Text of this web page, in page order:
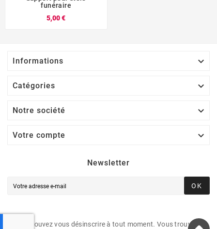
funéraire
5,00 €
Informations 
Catégories 
Notre société 
Votre compte 
Newsletter
OK
Vous pouvez vous désinscrire à tout moment. Vous trouverez